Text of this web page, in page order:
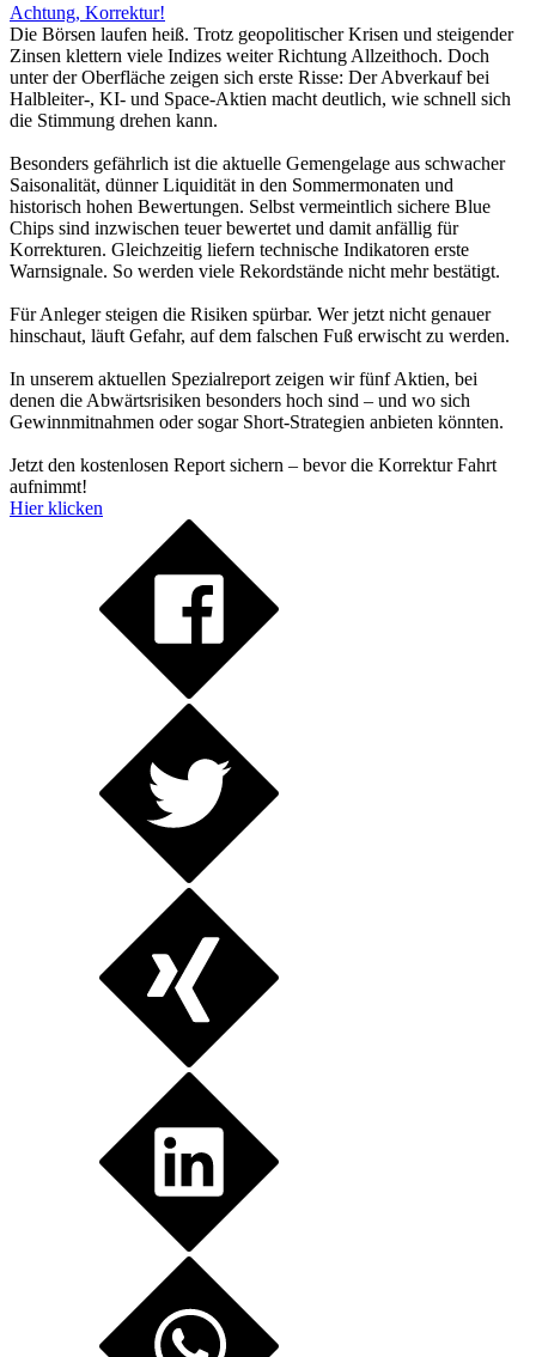
Achtung, Korrektur!
Die Börsen laufen heiß. Trotz geopolitischer Krisen und steigender
Zinsen klettern viele Indizes weiter Richtung Allzeithoch. Doch
unter der Oberfläche zeigen sich erste Risse: Der Abverkauf bei
Halbleiter-, KI- und Space-Aktien macht deutlich, wie schnell sich
die Stimmung drehen kann.
Besonders gefährlich ist die aktuelle Gemengelage aus schwacher
Saisonalität, dünner Liquidität in den Sommermonaten und
historisch hohen Bewertungen. Selbst vermeintlich sichere Blue
Chips sind inzwischen teuer bewertet und damit anfällig für
Korrekturen. Gleichzeitig liefern technische Indikatoren erste
Warnsignale. So werden viele Rekordstände nicht mehr bestätigt.
Für Anleger steigen die Risiken spürbar. Wer jetzt nicht genauer
hinschaut, läuft Gefahr, auf dem falschen Fuß erwischt zu werden.
In unserem aktuellen Spezialreport zeigen wir fünf Aktien, bei
denen die Abwärtsrisiken besonders hoch sind – und wo sich
Gewinnmitnahmen oder sogar Short-Strategien anbieten könnten.
Jetzt den kostenlosen Report sichern – bevor die Korrektur Fahrt
aufnimmt!
Hier klicken